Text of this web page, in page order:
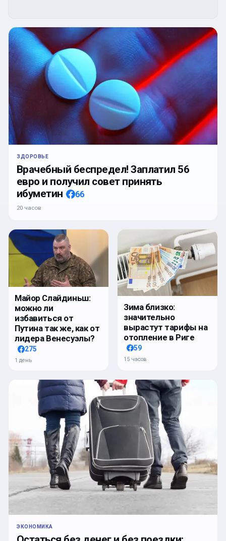
ЗДОРОВЬЕ
Врачебный беспредел! Заплатил 56
евро и получил совет принять
ибуметин
66
20 часов
Майор Слайдиньш:
можно ли
избавиться от
Путина так же, как от
лидера Венесуэлы?
275
1 день
Зима близко:
значительно
вырастут тарифы на
отопление в Риге
59
15 часов
ЭКОНОМИКА